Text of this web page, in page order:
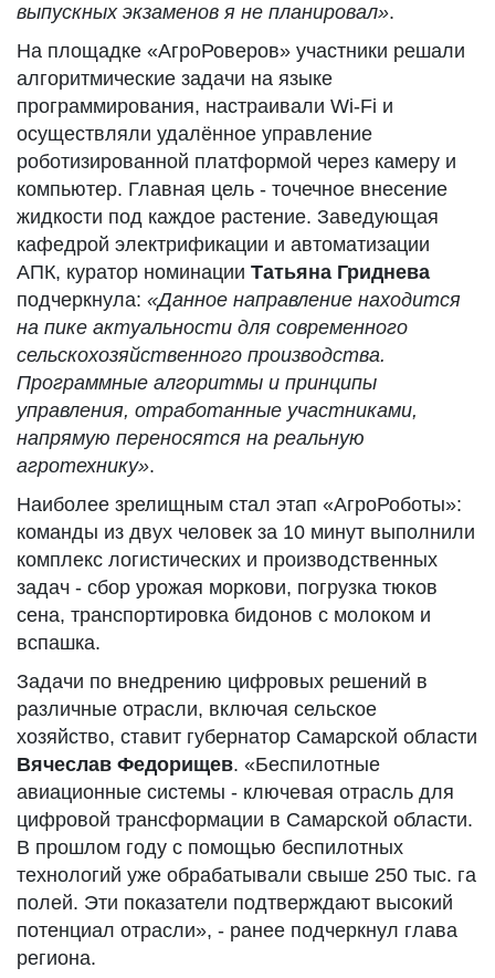
выпускных экзаменов я не планировал».
На площадке «АгроРоверов» участники решали
алгоритмические задачи на языке
программирования, настраивали Wi‑Fi и
осуществляли удалённое управление
роботизированной платформой через камеру и
компьютер. Главная цель - точечное внесение
жидкости под каждое растение. Заведующая
кафедрой электрификации и автоматизации
АПК, куратор номинации Татьяна Гриднева
подчеркнула: «Данное направление находится
на пике актуальности для современного
сельскохозяйственного производства.
Программные алгоритмы и принципы
управления, отработанные участниками,
напрямую переносятся на реальную
агротехнику».
Наиболее зрелищным стал этап «АгроРоботы»:
команды из двух человек за 10 минут выполнили
комплекс логистических и производственных
задач - сбор урожая моркови, погрузка тюков
сена, транспортировка бидонов с молоком и
вспашка.
Задачи по внедрению цифровых решений в
различные отрасли, включая сельское
хозяйство, ставит губернатор Самарской области
Вячеслав Федорищев. «Беспилотные
авиационные системы - ключевая отрасль для
цифровой трансформации в Самарской области.
В прошлом году с помощью беспилотных
технологий уже обрабатывали свыше 250 тыс. га
полей. Эти показатели подтверждают высокий
потенциал отрасли», - ранее подчеркнул глава
региона.